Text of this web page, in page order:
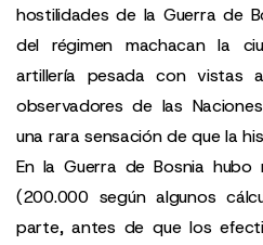
hostilidades de la Guerra de
del régimen machacan la
artillería pesada con vistas
observadores de las
una rara sensación de que la
En la Guerra de Bosnia
(200.000 según algunos
parte, antes de que los